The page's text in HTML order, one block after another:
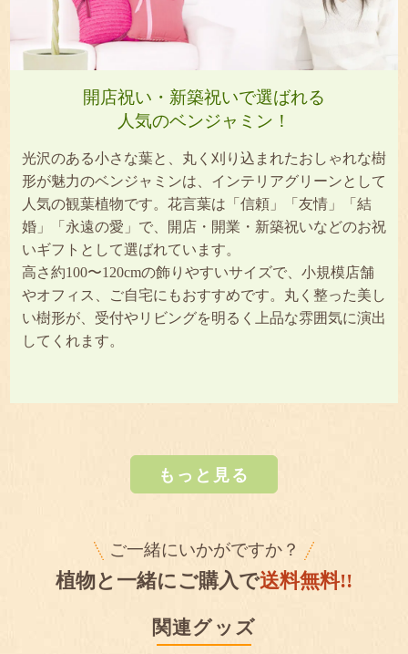
開店祝い・新築祝いで選ばれる
人気のベンジャミン！
光沢のある小さな葉と、丸く刈り込まれたおしゃれな樹
形が魅力のベンジャミンは、インテリアグリーンとして
人気の観葉植物です。花言葉は「信頼」「友情」「結
婚」「永遠の愛」で、開店・開業・新築祝いなどのお祝
いギフトとして選ばれています。
高さ約100〜120cmの飾りやすいサイズで、小規模店舗
やオフィス、ご自宅にもおすすめです。丸く整った美し
い樹形が、受付やリビングを明るく上品な雰囲気に演出
してくれます。
もっと見る
ご一緒にいかがですか？
植物と一緒にご購入で送料無料!!
関連グッズ